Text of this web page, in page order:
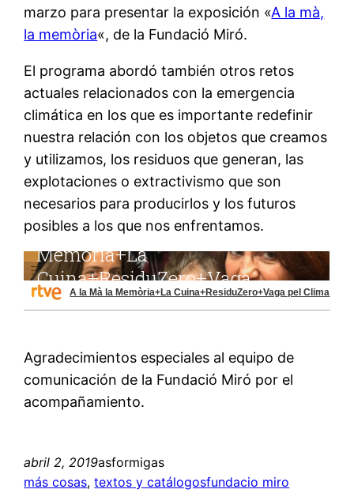
marzo para presentar la exposición «A la mà,
la memòria«, de la Fundació Miró.
El programa abordó también otros retos
actuales relacionados con la emergencia
climática en los que es importante redefinir
nuestra relación con los objetos que creamos
y utilizamos, los residuos que generan, las
explotaciones o extractivismo que son
necesarios para producirlos y los futuros
posibles a los que nos enfrentamos.
A la Mà la Memòria+La Cuina+ResiduZero+Vaga pel Clima
Agradecimientos especiales al equipo de
comunicación de la Fundació Miró por el
acompañamiento.
abril 2, 2019asformigas
más cosas, textos y catálogosfundacio miro